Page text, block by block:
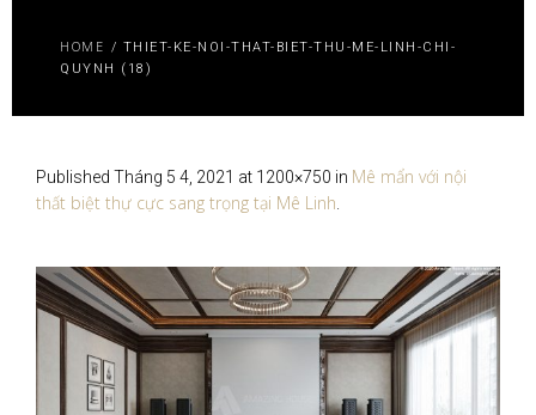
HOME / THIET-KE-NOI-THAT-BIET-THU-ME-LINH-CHI-
QUYNH (18)
Published Tháng 5 4, 2021 at 1200×750 in Mê mẩn với nội
thất biệt thự cực sang trọng tại Mê Linh.